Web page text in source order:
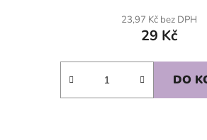
23,97 Kč bez DPH
29 Kč
DO